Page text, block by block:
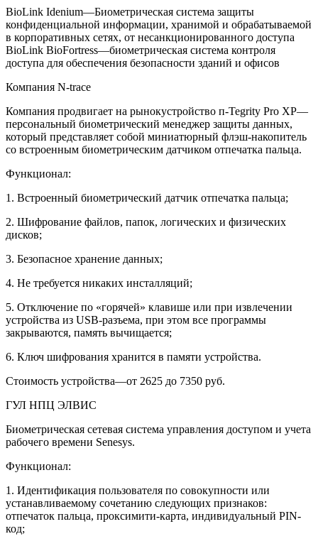
BioLink Idenium—Биометрическая система защиты
конфиденциальной информации, хранимой и обрабатываемой
в корпоративных сетях, от несанкционированного доступа
BioLink BioFortress—биометрическая система контроля
доступа для обеспечения безопасности зданий и офисов
Компания N-trace
Компания продвигает на рынокустройство п-Tegrity Pro XP—
персональный биометрический менеджер защиты данных,
который представляет собой миниатюрный флэш-накопитель
со встроенным биометрическим датчиком отпечатка пальца.
Функционал:
1. Встроенный биометрический датчик отпечатка пальца;
2. Шифрование файлов, папок, логических и физических
дисков;
3. Безопасное хранение данных;
4. Не требуется никаких инсталляций;
5. Отключение по «горячей» клавише или при извлечении
устройства из USB-разъема, при этом все программы
закрываются, память вычищается;
6. Ключ шифрования хранится в памяти устройства.
Стоимость устройства—от 2625 до 7350 руб.
ГУЛ НПЦ ЭЛВИС
Биометрическая сетевая система управления доступом и учета
рабочего времени Senesys.
Функционал:
1. Идентификация пользователя по совокупности или
устанавливаемому сочетанию следующих признаков:
отпечаток пальца, проксимити-карта, индивидуальный PIN-
код;